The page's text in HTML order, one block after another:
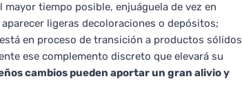
tiempo posible, enjuáguela de vez en
ligeras decoloraciones o depósitos;
en proceso de transición a productos sólidos
ese complemento discreto que elevará su
cambios pueden aportar un gran alivio y